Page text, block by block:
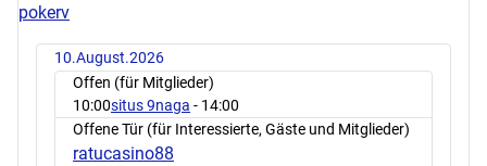
pokerv
10.August.2026
Offen (für Mitglieder)
10:00situs 9naga - 14:00
Offene Tür (für Interessierte, Gäste und Mitglieder)
ratucasino88